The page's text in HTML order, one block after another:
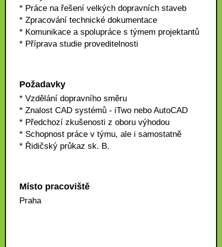
* Práce na řešení velkých dopravních staveb
* Zpracování technické dokumentace
* Komunikace a spolupráce s týmem projektantů
* Příprava studie proveditelnosti
Požadavky
* Vzdělání dopravního směru
* Znalost CAD systémů - iTwo nebo AutoCAD
* Předchozí zkušenosti z oboru výhodou
* Schopnost práce v týmu, ale i samostatně
* Řidičský průkaz sk. B.
Místo pracoviště
Praha